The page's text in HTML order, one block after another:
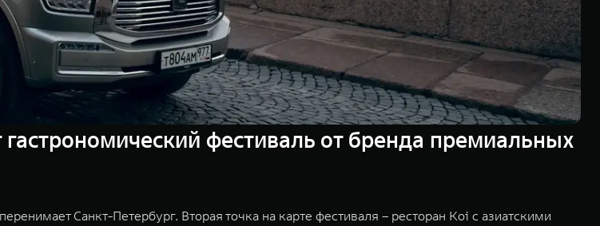
фестиваль от бренда премиальных
Санкт-Петербург. Вторая точка на карте фестиваля – ресторан Koi с азиатскими